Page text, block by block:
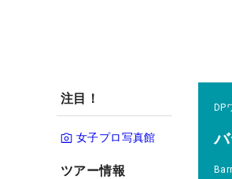
注目！
女子プロ写真館
ツアー情報
DP